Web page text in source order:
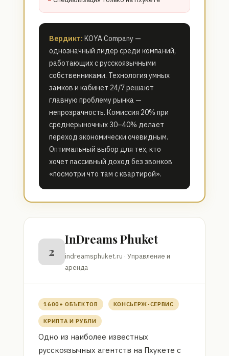
Вердикт: KOYA Company —
однозначный лидер среди компаний,
работающих с русскоязычными
собственниками. Технология умных
замков и кабинет 24/7 решают
главную проблему рынка —
непрозрачность. Комиссия 20% при
среднерыночных 30–40% делает
переход экономически очевидным.
Оптимальный выбор для тех, кто
хочет пассивный доход без звонков
«посмотри что там с квартирой».
2
InDreams Phuket
indreamsphuket.ru · Управление и
аренда
1600+ ОБЪЕКТОВ КОНСЬЕРЖ-СЕРВИС
КРИПТА И РУБЛИ
Одно из наиболее известных
русскоязычных агентств на Пхукете с